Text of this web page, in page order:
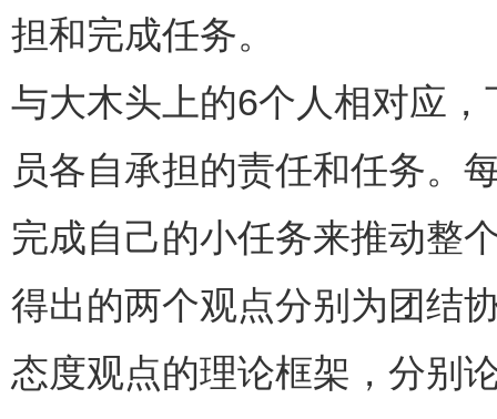
担和完成任务。
与大木头上的6个人相对应
员各自承担的责任和任务。
完成自己的小任务来推动整
得出的两个观点分别为团结
态度观点的理论框架，分别